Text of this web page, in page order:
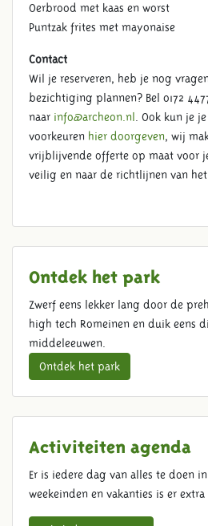
Oerbrood met kaas en worst
Puntzak frites met mayonaise
Contact
Wil je reserveren, heb je nog
bezichtiging plannen? Bel 0172
naar info@archeon.nl
. Ook kun je
voorkeuren hier doorgeven, wij
vrijblijvende offerte op maat voor
veilig en naar de richtlijnen van het
Ontdek het park
Zwerf eens lekker lang door de
high tech Romeinen en duik eens
middeleeuwen.
Ontdek het park
Activiteiten agenda
Er is iedere dag van alles te doen
weekeinden en vakanties is er